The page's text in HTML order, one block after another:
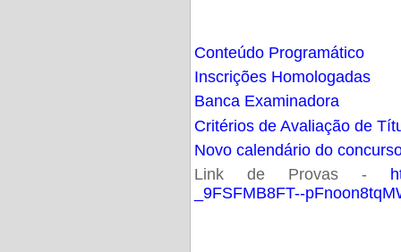
Conteúdo Programático
Inscrições Homologadas
Banca Examinadora
Critérios de Avaliação de
Novo calendário do
Link de Provas -
_9FSFMB8FT--